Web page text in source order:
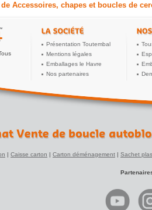
Accessoires, chapes et boucles de
Présentation Toutembal
Mentions légales
Emballages le Havre
Nos partenaires
| Caisse carton | Carton déménagement | Sachet